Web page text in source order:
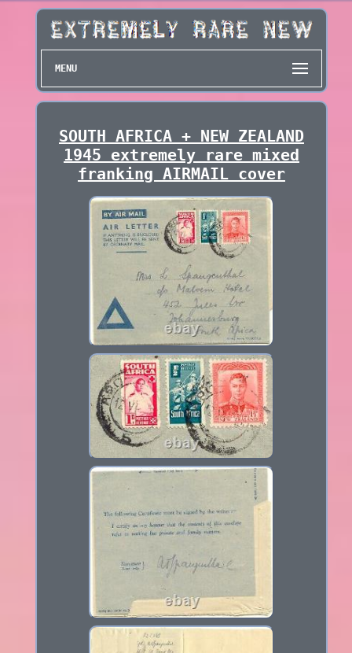
MENU
SOUTH AFRICA + NEW ZEALAND
1945 extremely rare mixed
franking AIRMAIL cover